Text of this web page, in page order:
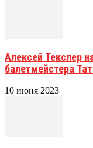
Алексей Текслер
балетмейстера
10 июня 2023